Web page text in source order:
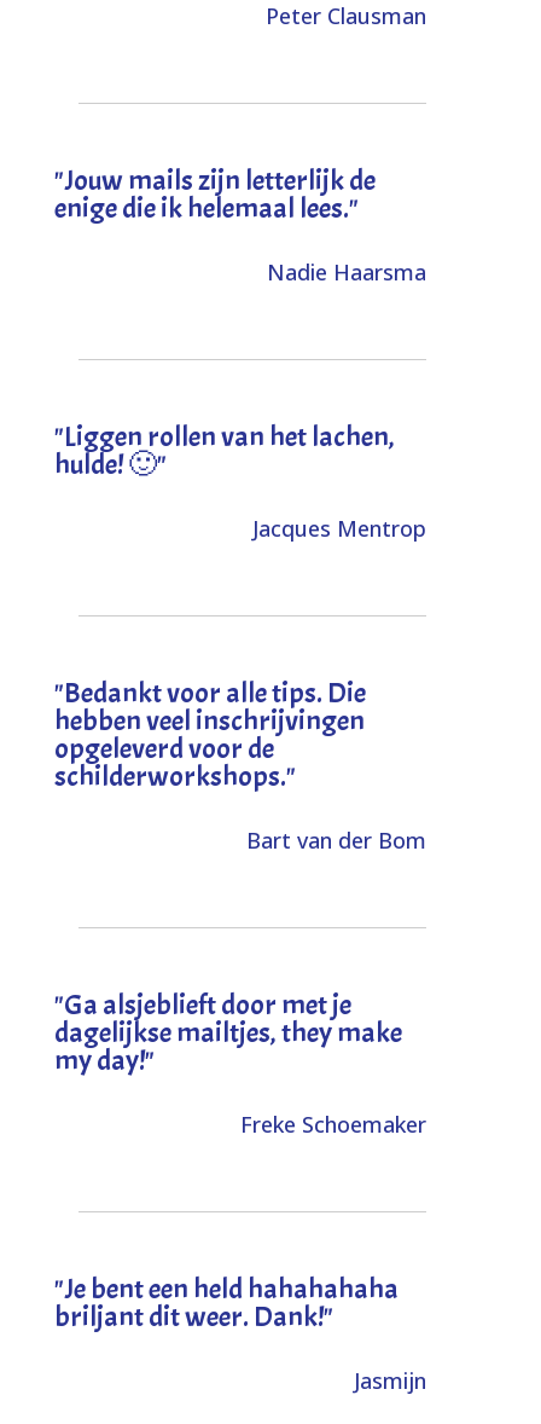
Peter Clausman
"Jouw mails zijn letterlijk de
enige die ik helemaal lees."
Nadie Haarsma
"Liggen rollen van het lachen,
hulde! 🙂"
Jacques Mentrop
"Bedankt voor alle tips. Die
hebben veel inschrijvingen
opgeleverd voor de
schilderworkshops."
Bart van der Bom
"Ga alsjeblieft door met je
dagelijkse mailtjes, they make
my day!"
Freke Schoemaker
"Je bent een held hahahahaha
briljant dit weer. Dank!"
Jasmijn